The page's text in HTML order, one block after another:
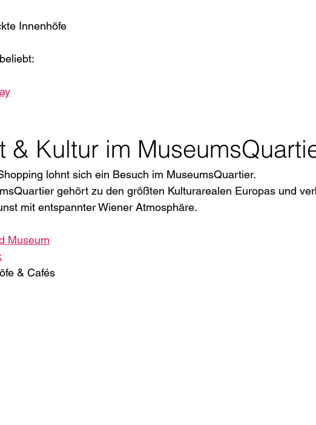
Innenhöfe
& Kultur im
lohnt sich ein Besuch im MuseumsQuartier.
gehört zu den größten Kulturarealen Europas und
mit entspannter Wiener Atmosphäre.
Museum
& Cafés